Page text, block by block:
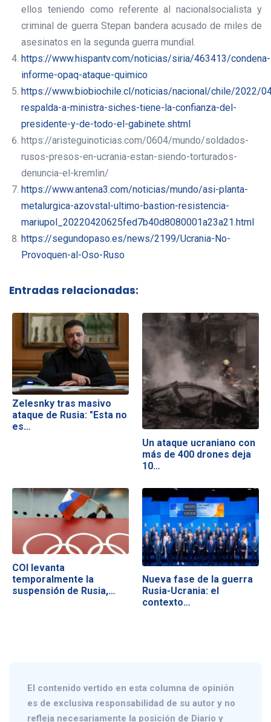
ellos teniendo como referente al nacionalsocialista y
criminal de guerra Stepan bandera acusado de miles de
asesinatos en la segunda guerra mundial.
https://www.hispantv.com/noticias/siria/463413/condena-
informe-opaq-ataque-quimico
https://www.biobiochile.cl/noticias/nacional/chile/2022/
respalda-a-ministra-siches-tiene-la-confianza-del-
presidente-y-de-todo-el-gabinete.shtml
https://aristeguinoticias.com/0604/mundo/soldados-
rusos-presos-en-ucrania-estan-siendo-torturados-
denuncia-el-kremlin/
https://www.antena3.com/noticias/mundo/asi-planta-
metalurgica-azovstal-ultimo-bastion-resistencia-
mariupol_20220420625fed7b40d8080001a23a21.html
https://segundopaso.es/news/2199/Ucrania-No-
Provoquen-al-Oso-Ruso
Entradas relacionadas:
Zelesnky tras masivo
ataque de Rusia: "Esta no
es…
Un ataque ucraniano con
más de 400 drones deja
10…
COI levanta
temporalmente la
suspensión de Rusia,…
Nueva fase de la guerra
Rusia-Ucrania: el
contexto…
El contenido vertido en esta columna de opinión
es de exclusiva responsabilidad de su autor y no
refleja necesariamente la posición de Diario y